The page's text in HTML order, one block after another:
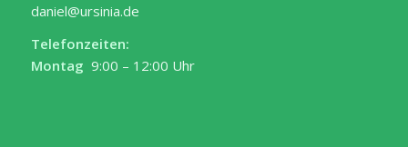
daniel@ursinia.de
Telefonzeiten:
Montag 9:00 – 12:00 Uhr